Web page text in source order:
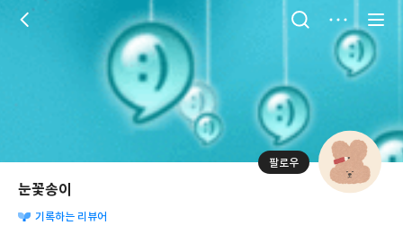
팔로우
눈꽃송이
님
의 기록하는 리뷰어